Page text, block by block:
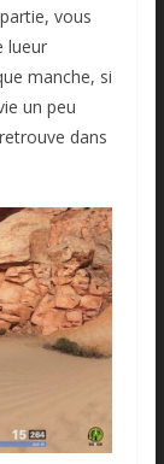
vous
lueur
manche, si
un peu
dans